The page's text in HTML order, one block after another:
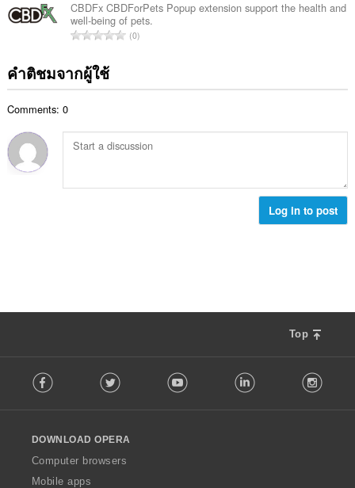
:
ง
ห
น
ร
ว
ง
ด
:
น
ค
ะ
น
ม
ทั้
CBDFx CBDForPets Popup extension support the health and
well-being of pets.
จำ
แ
น
ว
0
คำติชมจากผู้ใช้
Comments: 0
Log in to post
Top
o
w
O
p
Facebook Twitter Youtube LinkedIn
DOWNLOAD OPERA
Computer browsers
Mobile apps